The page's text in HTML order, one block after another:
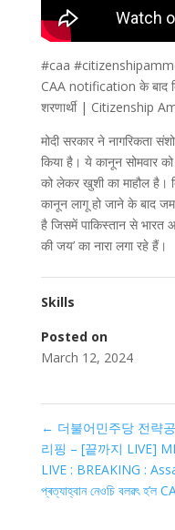
#caa
CAA notification के बाद
शरणार्थी | Citizenship
मोदी सरकार ने नागरिकता
किया है। ये कानून सोमवार
को लेकर खुशी का माहौल है।
कानून लागू हो जाने के बाद
है जिसमें पाकिस्तान से भारत
की जय’ का नारा लगा रहे हैं।
Skills
Posted on
March 12, 2024
← 더불어민주당 전략
리핑 – [끝까지 LIVE]
LIVE : BREAKING :
প্ৰত্যাহ্বান নেওচি বলৱৎ হ’ল